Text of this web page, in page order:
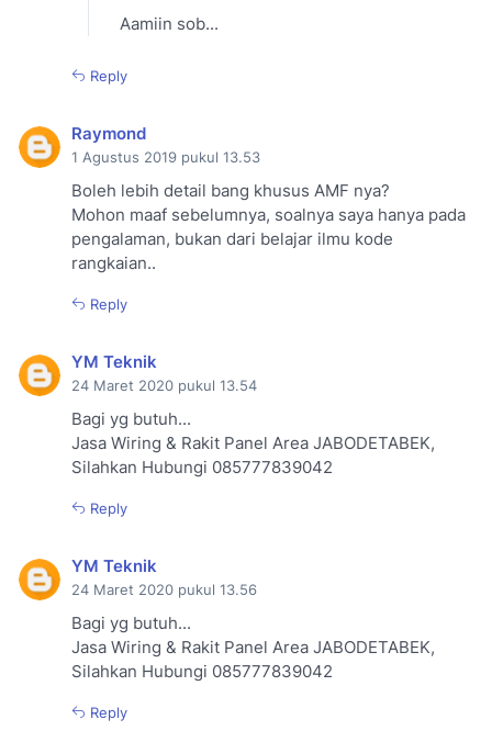
Aamiin sob...
Reply
Raymond
1 Agustus 2019 pukul 13.53
Boleh lebih detail bang khusus AMF nya?
Mohon maaf sebelumnya, soalnya saya hanya pada
pengalaman, bukan dari belajar ilmu kode
rangkaian..
Reply
YM Teknik
24 Maret 2020 pukul 13.54
Bagi yg butuh...
Jasa Wiring & Rakit Panel Area JABODETABEK,
Silahkan Hubungi 085777839042
Reply
YM Teknik
24 Maret 2020 pukul 13.56
Bagi yg butuh...
Jasa Wiring & Rakit Panel Area JABODETABEK,
Silahkan Hubungi 085777839042
Reply